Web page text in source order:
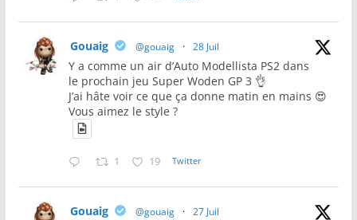
Gouaig @gouaig · 28 Juil
Y a comme un air d’Auto Modellista PS2 dans
le prochain jeu Super Woden GP 3 👌
J’ai hâte voir ce que ça donne matin en mains 😍
Vous aimez le style ?
1 19 Twitter
Gouaig @gouaig · 27 Juil